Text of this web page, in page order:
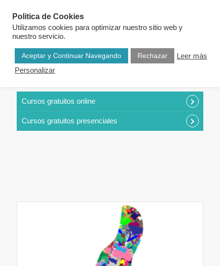
Cursos gratuitos online
Cursos gratuitos presenciales
Politica de Cookies
Utilizamos cookies para optimizar nuestro sitio web y
nuestro servicio.
Aceptar y Continuar Navegando Rechazar
Leer más
Personalizar